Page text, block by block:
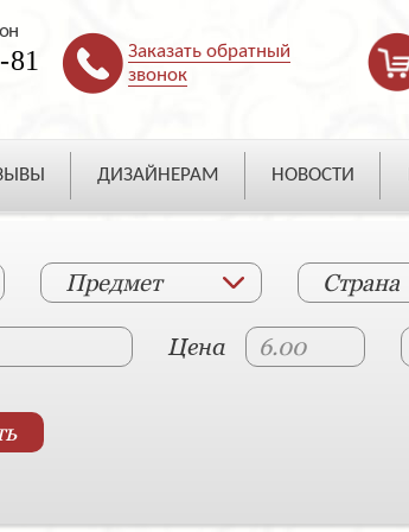
Заказать обратный
звонок
ДИЗАЙНЕРАМ НОВОСТИ
Предмет Страна
Цена